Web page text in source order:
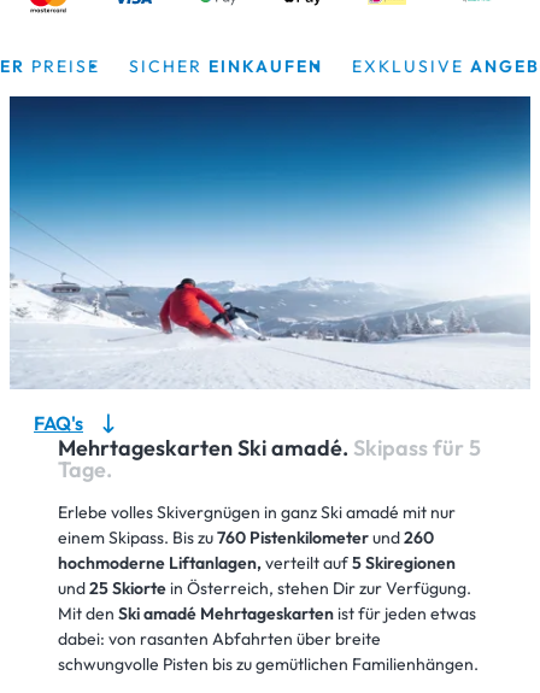
SICHEREINKAUFEN EXKLUSIVE ANGEBOTE
FAQ's
Mehrtageskarten Ski amadé. Skipass für 5
Tage.
Erlebe volles Skivergnügen in ganz Ski amadé mit nur
einem Skipass. Bis zu760 Pistenkilometerund260
hochmoderne Liftanlagen, verteilt auf5 Skiregionen
und25 Skiortein Österreich, stehen Dir zur Verfügung.
Mit den Ski amadé Mehrtageskartenist für jeden etwas
dabei: von rasanten Abfahrten über breite
schwungvolle Pisten bis zu gemütlichen Familienhängen.